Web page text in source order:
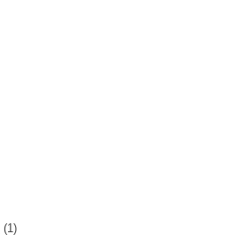
(1)